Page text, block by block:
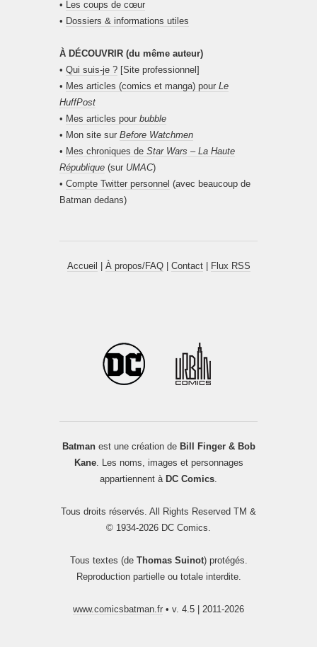
• Les coups de cœur
• Dossiers & informations utiles
À DÉCOUVRIR (du même auteur)
• Qui suis-je ? [Site professionnel]
• Mes articles (comics et manga) pour Le
HuffPost
• Mes articles pour bubble
• Mon site sur Before Watchmen
• Mes chroniques de Star Wars – La Haute
République (sur UMAC)
• Compte Twitter personnel (avec beaucoup de
Batman dedans)
Accueil À propos/FAQ| Contact| Flux RSS
Batmanest une création de Bill Finger & Bob
Kane. Les noms, images et personnages
appartiennent à DC Comics.
Tous droits réservés. All Rights Reserved TM &
© 1934-2026 DC Comics.
Tous textes (de Thomas Suinot) protégés.
Reproduction partielle ou totale interdite.
www.comicsbatman.fr • v. 4.5 | 2011-2026